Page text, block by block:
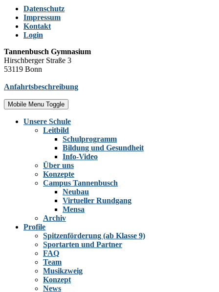
Datenschutz
Impressum
Kontakt
Login
Tannenbusch Gymnasium
Hirschberger Straße 3
53119 Bonn
Anfahrtsbeschreibung
Mobile Menu Toggle
Unsere Schule
Leitbild
Schulprogramm
Bildung und Gesundheit
Info-Video
Über uns
Konzepte
Campus Tannenbusch
Neubau
Virtueller Rundgang
Mensa
Archiv
Profile
Spitzenförderung (ab Klasse 9)
Sportarten und Partner
FAQ
Team
Musikzweig
Konzept
News